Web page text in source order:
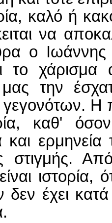
καλό ή
να
ο
το
την
γεγονότων. Η
καθ'
ερμηνεία
στιγμής.
ιστορία,
δεν έχει